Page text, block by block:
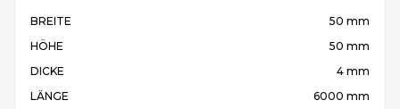
BREITE
50 mm
HÖHE
50 mm
DICKE
4 mm
LÄNGE
6000 mm